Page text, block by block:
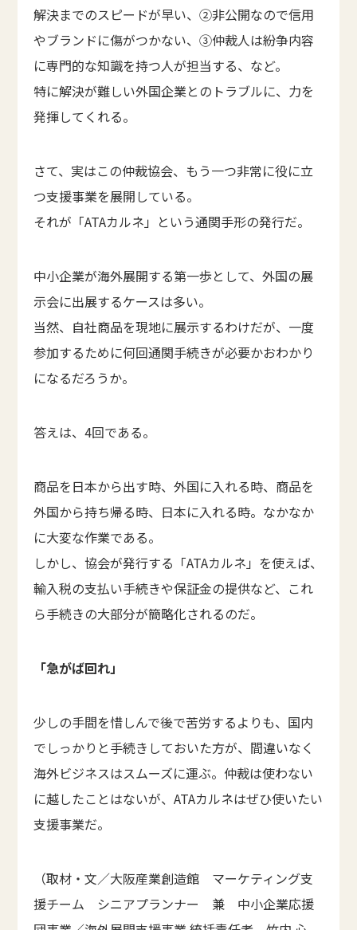
解決までのスピードが早い、②非公開なので信用
やブランドに傷がつかない、③仲裁人は紛争内容
に専門的な知識を持つ人が担当する、など。
特に解決が難しい外国企業とのトラブルに、力を
発揮してくれる。
さて、実はこの仲裁協会、もう一つ非常に役に立
つ支援事業を展開している。
それが「ATAカルネ」という通関手形の発行だ。
中小企業が海外展開する第一歩として、外国の展
示会に出展するケースは多い。
当然、自社商品を現地に展示するわけだが、一度
参加するために何回通関手続きが必要かおわかり
になるだろうか。
答えは、4回である。
商品を日本から出す時、外国に入れる時、商品を
外国から持ち帰る時、日本に入れる時。なかなか
に大変な作業である。
しかし、協会が発行する「ATAカルネ」を使えば、
輸入税の支払い手続きや保証金の提供など、これ
ら手続きの大部分が簡略化されるのだ。
「急がば回れ」
少しの手間を惜しんで後で苦労するよりも、国内
でしっかりと手続きしておいた方が、間違いなく
海外ビジネスはスムーズに運ぶ。仲裁は使わない
に越したことはないが、ATAカルネはぜひ使いたい
支援事業だ。
（取材・文／大阪産業創造館 マーケティング支
援チーム シニアプランナー 兼 中小企業応援